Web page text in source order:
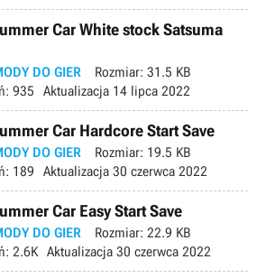
Car White stock Satsuma
DO GIER Rozmiar: 31.5 KB
935 Aktualizacja 14 lipca 2022
Car Hardcore Start Save
DO GIER Rozmiar: 19.5 KB
189 Aktualizacja 30 czerwca 2022
Car Easy Start Save
DO GIER Rozmiar: 22.9 KB
2.6K Aktualizacja 30 czerwca 2022